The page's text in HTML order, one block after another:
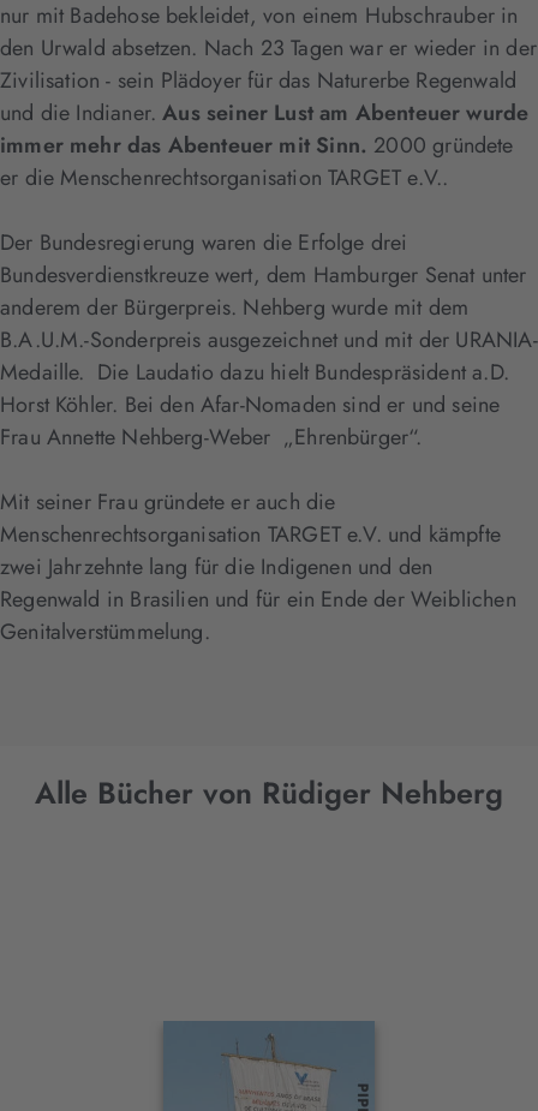
nur mit Badehose bekleidet, von einem Hubschrauber in
den Urwald absetzen. Nach 23 Tagen war er wieder in der
Zivilisation - sein Plädoyer für das Naturerbe Regenwald
und die Indianer.Aus seiner Lust am Abenteuer wurde
immer mehr das Abenteuer mit Sinn. 2000 gründete
er die Menschenrechtsorganisation TARGET e.V..
Der Bundesregierung waren die Erfolge drei
Bundesverdienstkreuze wert, dem Hamburger Senat unter
anderem der Bürgerpreis. Nehberg wurde mit dem
B.A.U.M.-Sonderpreis ausgezeichnet und mit der URANIA-
Medaille. Die Laudatio dazu hielt Bundespräsident a.D.
Horst Köhler. Bei den Afar-Nomaden sind er und seine
Frau Annette Nehberg-Weber „Ehrenbürger“.
Mit seiner Frau gründete er auch die
Menschenrechtsorganisation TARGET e.V. und kämpfte
zwei Jahrzehnte lang für die Indigenen und den
Regenwald in Brasilien und für ein Ende der Weiblichen
Genitalverstümmelung.
Alle Bücher von Rüdiger Nehberg